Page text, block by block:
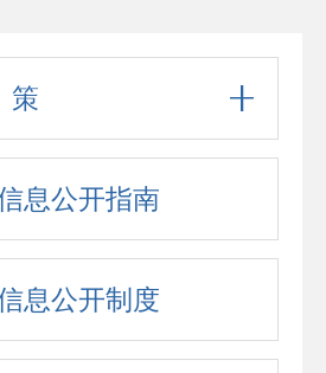
息公开指南
息公开制度